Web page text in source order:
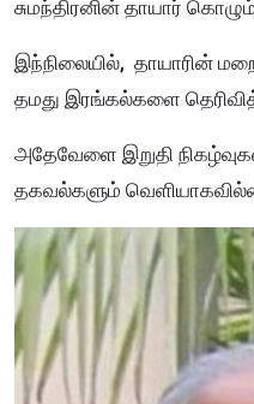
சுமந்திரனின் தாயார்
இந்நிலையில், தாயாரின்
தமது இரங்கல்களை
அதேவேளை இறுதி
தகவல்களும்